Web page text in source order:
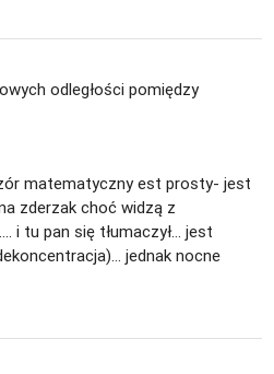
odległości pomiędzy
matematyczny est prosty- jest
zderzak choć widzą z
i tu pan się tłumaczył... jest
jednak nocne